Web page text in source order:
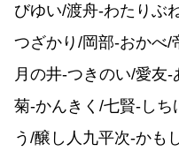
びゆい/渡舟-わたりぶ
つざかり/岡部-おかべ/
月の井-つきのい/愛友
菊-かんきく/七賢-しち
う/醸し人九平次-かも